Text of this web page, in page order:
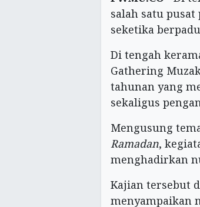
salah satu
seketika
Di tengah
Gathering
tahunan yang
sekaligus
Mengusung
Ramadan,
menghadirkan
Kajian tersebut
menyampaikan